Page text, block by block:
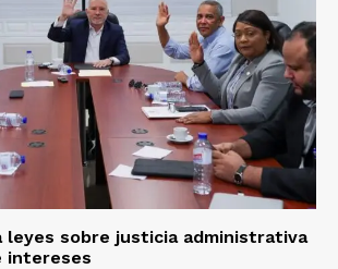
leyes sobre justicia administrativa
intereses